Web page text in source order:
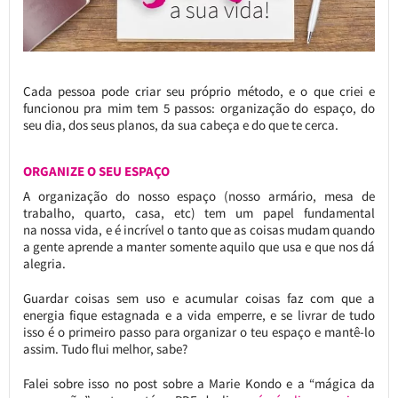
Cada pessoa pode criar seu próprio método, e o que criei e
funcionou pra mim tem 5 passos: organização do espaço, do
seu dia, dos seus planos, da sua cabeça e do que te cerca.
ORGANIZE O SEU ESPAÇO
A organização do nosso espaço (nosso armário, mesa de
trabalho, quarto, casa, etc) tem um papel fundamental
na nossa vida, e é incrível o tanto que as coisas mudam quando
a gente aprende a manter somente aquilo que usa e que nos dá
alegria.
Guardar coisas sem uso e acumular coisas faz com que a
energia fique estagnada e a vida emperre, e se livrar de tudo
isso é o primeiro passo para organizar o teu espaço e mantê-lo
assim. Tudo flui melhor, sabe?
Falei sobre isso no post sobre a Marie Kondo e a “mágica da